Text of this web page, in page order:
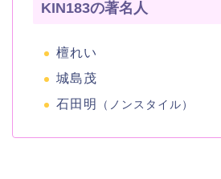
KIN183の著名人
檀れい
城島茂
石田明
（ノンスタイル）